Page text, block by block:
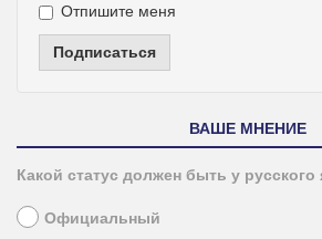
Отпишите меня
Подписаться
ВАШЕ МНЕНИЕ
Какой статус должен быть у русского
Официальный